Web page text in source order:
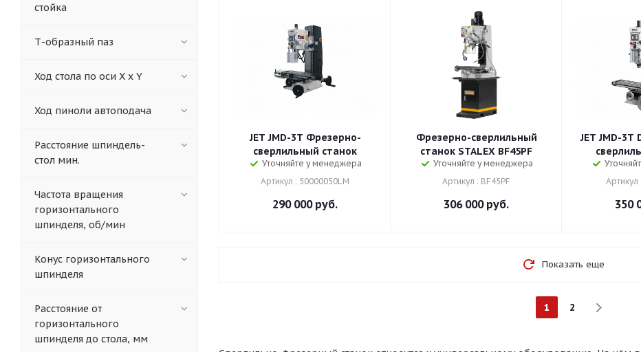
JET JMD-3T Фрезерно-
сверлильный станок
Уточняйте у менеджера
Артикул : 50000050LM
290 000руб.
Фрезерно-сверлильный
станок STALEX BF45PF
Уточняйте у менеджера
Артикул : BF45PF
306 000руб.
JET JMD-3T
Артикул
350
Показать еще
1 2
стойка
Т-образный паз
Ход стола по оси X х Y
Ход пиноли автоподача
Расстояние шпиндель-
стол мин.
Частота вращения
горизонтального
шпинделя, об/мин
Конус горизонтального
шпинделя
Расстояние от
горизонтального
шпинделя до стола, мм